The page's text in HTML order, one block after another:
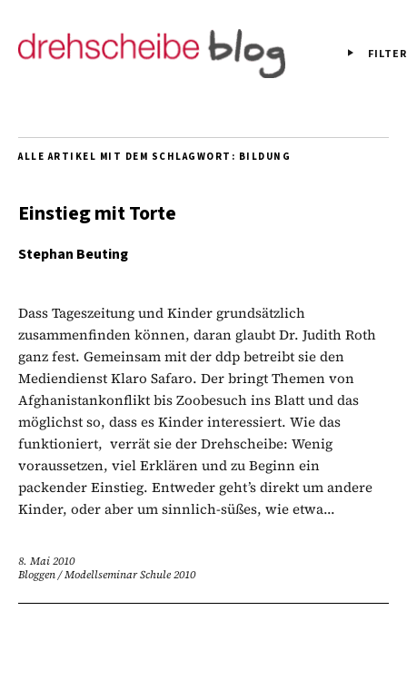
FILTER
ALLE ARTIKEL MIT DEM SCHLAGWORT: BILDUNG
Einstieg mit Torte
Stephan Beuting
Dass Tageszeitung und Kinder grundsätzlich
zusammenfinden können, daran glaubt Dr. Judith Roth
ganz fest. Gemeinsam mit der ddp betreibt sie den
Mediendienst Klaro Safaro. Der bringt Themen von
Afghanistankonflikt bis Zoobesuch ins Blatt und das
möglichst so, dass es Kinder interessiert. Wie das
funktioniert, verrät sie der Drehscheibe: Wenig
voraussetzen, viel Erklären und zu Beginn ein
packender Einstieg. Entweder geht’s direkt um andere
Kinder, oder aber um sinnlich-süßes, wie etwa...
8. Mai 2010
Bloggen/Modellseminar Schule 2010